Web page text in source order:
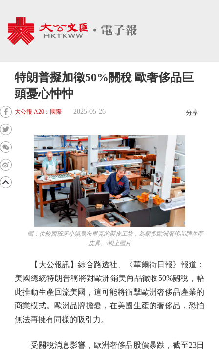
特朗普擬加徵50%關稅 歐奢侈品巨
頭憂心忡忡
大公報 A20：國際 2025-05-26 分享
圖：位於西班牙小鎮烏布里克的製皮工坊，為衆多歐洲奢侈品牌生產
皮具。\網上圖片
【大公報訊】綜合路透社、《華爾街日報》報道：
美國總統特朗普稱將對歐洲銷美商品徵收50%關稅，藉
此推動生產回流美國，這可能將衝擊歐洲奢侈品產業的
商業模式。歐洲品牌擔憂，在美國生產的奢侈品，恐怕
無法再擁有同樣的吸引力。
受關稅消息影響，歐洲奢侈品股價暴跌，截至23日